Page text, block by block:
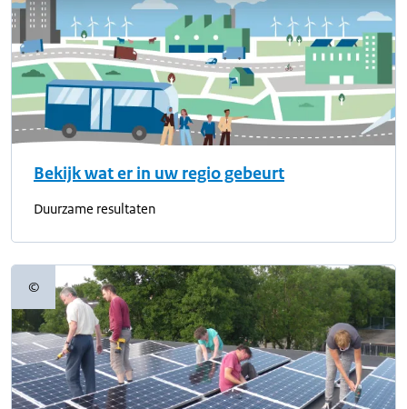
Bekijk wat er in uw regio gebeurt
Duurzame resultaten
©Copyrightinformatie